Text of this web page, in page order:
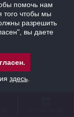
помочь нам
того чтобы мы
разрешить
вы даете
здесь.